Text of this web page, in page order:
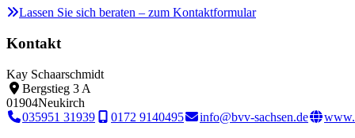
Lassen Sie sich beraten – zum Kontaktformular
Kontakt
Kay Schaarschmidt
Bergstieg 3 A
01904Neukirch
035951 31939
0172 9140495 info@bvv-sachsen.de